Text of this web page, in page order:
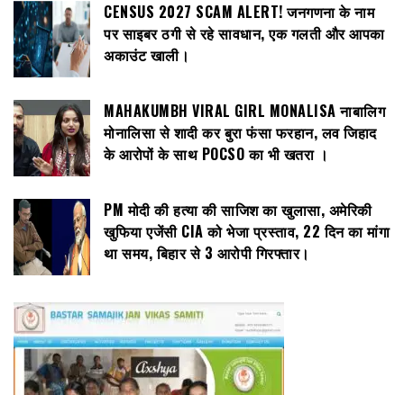
CENSUS 2027 SCAM ALERT! जनगणना के नाम
पर साइबर ठगी से रहे सावधान, एक गलती और आपका
अकाउंट खाली।
MAHAKUMBH VIRAL GIRL MONALISA नाबालिग
मोनालिसा से शादी कर बुरा फंसा फरहान, लव जिहाद
के आरोपों के साथ POCSO का भी खतरा ।
PM मोदी की हत्या की साजिश का खुलासा, अमेरिकी
खुफिया एजेंसी CIA को भेजा प्रस्ताव, 22 दिन का मांगा
था समय, बिहार से 3 आरोपी गिरफ्तार।